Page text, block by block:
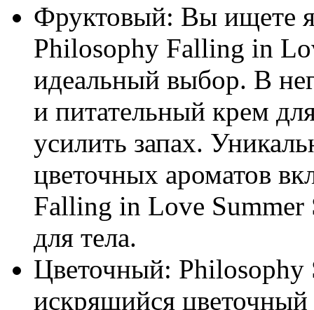
Фруктовый: Вы ищете
Philosophy Falling in
идеальный выбор. В
и питательный крем
усилить запах.
цветочных ароматов
Falling in Love Summer
для тела.
Цветочный: Philosophy
искрящийся